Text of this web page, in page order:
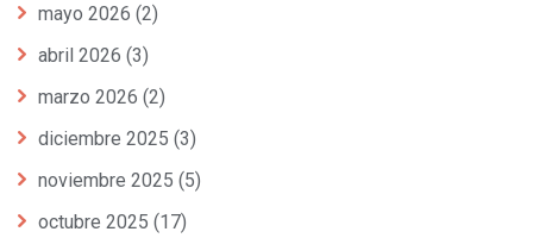
mayo 2026 (2)
abril 2026 (3)
marzo 2026 (2)
diciembre 2025 (3)
noviembre 2025 (5)
octubre 2025 (17)